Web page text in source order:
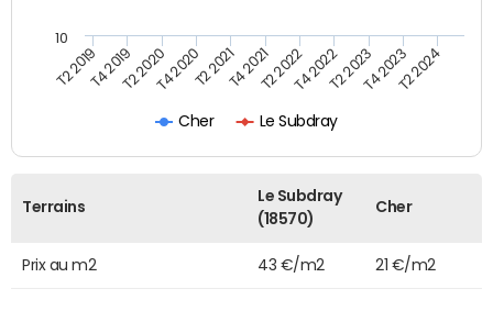
Cher Le Subdray
T2 2019T4 2019T2 2020T4 2020T2 2021T4 2021T2 2022T4 2022T2 2023T4 2023T2 2024
10
Terrains
Le Subdray
(18570)
Cher
Prix au m2 43 €/m2 21 €/m2